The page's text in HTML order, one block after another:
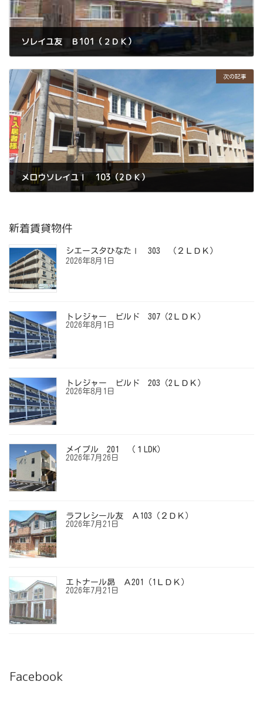
ソレイユ友 Ｂ101（２ＤＫ）
2024年5月13日
所在
賃料
41,000円
次の記事
メロウソレイユⅠ 103（2ＤＫ）
2024年5月13日
新着賃貸物件
シエースタひなたⅠ 303 （２ＬＤＫ）
2026年8月1日
トレジャー ビルド 307（2ＬＤＫ）
2026年8月1日
トレジャー ビルド 203（2ＬＤＫ）
2026年8月1日
メイプル 201 （１LDK）
2026年7月26日
ラフレシール友 Ａ103（２ＤＫ）
2026年7月21日
エトナール昴 Ａ201（1ＬＤＫ）
2026年7月21日
Facebook